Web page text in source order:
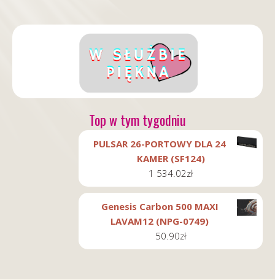
Top w tym tygodniu
PULSAR 26-PORTOWY DLA 24
KAMER (SF124)
1 534.02zł
Genesis Carbon 500 MAXI
LAVAM12 (NPG-0749)
50.90zł